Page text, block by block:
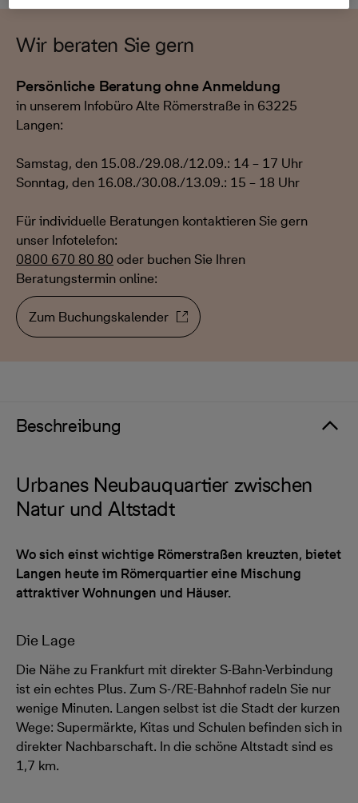
Wir beraten Sie gern
Persönliche Beratung ohne Anmeldung
in unserem Infobüro Alte Römerstraße in 63225
Langen:
Samstag, den 15.08./29.08./12.09.: 14 – 17 Uhr
Sonntag, den 16.08./30.08./13.09.: 15 – 18 Uhr
Für individuelle Beratungen kontaktieren Sie gern
unser Infotelefon:
0800 670 80 80 oder buchen Sie Ihren
Beratungstermin online:
Zum Buchungskalender
Beschreibung
Urbanes Neubauquartier zwischen
Natur und Altstadt
Wo sich einst wichtige Römerstraßen kreuzten, bietet
Langen heute im Römerquartier eine Mischung
attraktiver Wohnungen und Häuser.
Die Lage
Die Nähe zu Frankfurt mit direkter S-Bahn-Verbindung
ist ein echtes Plus. Zum S-/RE-Bahnhof radeln Sie nur
wenige Minuten. Langen selbst ist die Stadt der kurzen
Wege: Supermärkte, Kitas und Schulen befinden sich in
direkter Nachbarschaft. In die schöne Altstadt sind es
1,7 km.